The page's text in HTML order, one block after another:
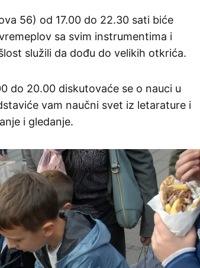
56) od 17.00 do 22.30 sati biće
sa svim instrumentima i
služili da dođu do velikih otkrića.
do 20.00 diskutovaće se o nauci u
vam naučni svet iz letarature i
i gledanje.